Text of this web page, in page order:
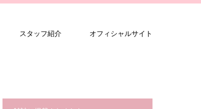
スタッフ紹介 オフィシャルサイト